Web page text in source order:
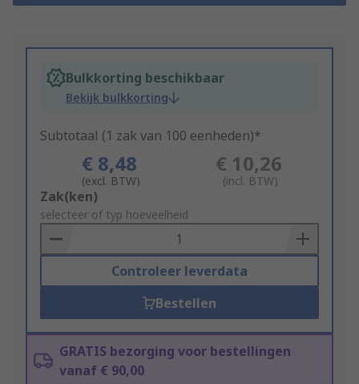
Bulkkorting beschikbaar
Bekijk bulkkorting
Subtotaal (1 zak van 100 eenheden)*
€ 8,48
(excl. BTW)
€ 10,26
(incl. BTW)
Add
to
Basket
Zak(ken)
selecteer of typ hoeveelheid
Controleer leverdata
Bestellen
GRATIS bezorging voor bestellingen
vanaf € 90,00